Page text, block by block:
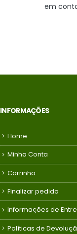
em
INFORMAÇÕES
Home
Minha Conta
Carrinho
Finalizar pedido
Informações de
Políticas de